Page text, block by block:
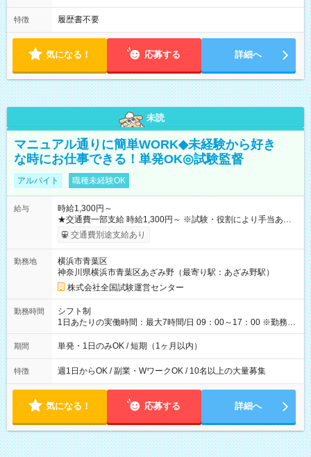
特徴 履歴書不要
気になる！ 応募する 詳細へ
未読
マニュアル通りに簡単WORK◆未経験から好き
な時にお仕事できる！単発OK◎試験監督
アルバイト 職種未経験OK
給与
時給1,300円～
★交通費一部支給 時給1,300円～ ※試験・役割により手当あり
※勤務回数により昇給あり 【即給（前払い）オプションあ
り！】 希望される場合、勤務から1週間ほどで給与の一部を受け
例】 ・河合塾模擬試験 8:30～17:30（休憩1時間） 時給1,300円
×8時間＝日収10,400円＋交通費 ※当日の役割により時給＋100
円の場合あり ・国家試験 7:00～13:30（休憩なし） 時給1,300
円（役割手当＋100円）×6時間＝日収8,400円＋交通費 【試用期
間】試用期間なし
交通費別途支給あり
勤務地
横浜市青葉区
神奈川県横浜市青葉区あざみ野（最寄り駅：あざみ野駅）
株式会社全国試験運営センター
勤務時間
シフト制
1日あたりの実働時間：最大7時間/日 09：00～17：00 ※勤務時
間は 試験により異なります。
期間 単発・1日のみOK / 短期（1ヶ月以内）
特徴 週1日からOK / 副業・WワークOK / 10名以上の大量募集
気になる！ 応募する 詳細へ